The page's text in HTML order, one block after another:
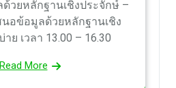
วยหลักฐานเชิงประจักษ์ –
นอข้อมูลด้วยหลักฐานเชิง
ย เวลา 13.00 – 16.30
Read More